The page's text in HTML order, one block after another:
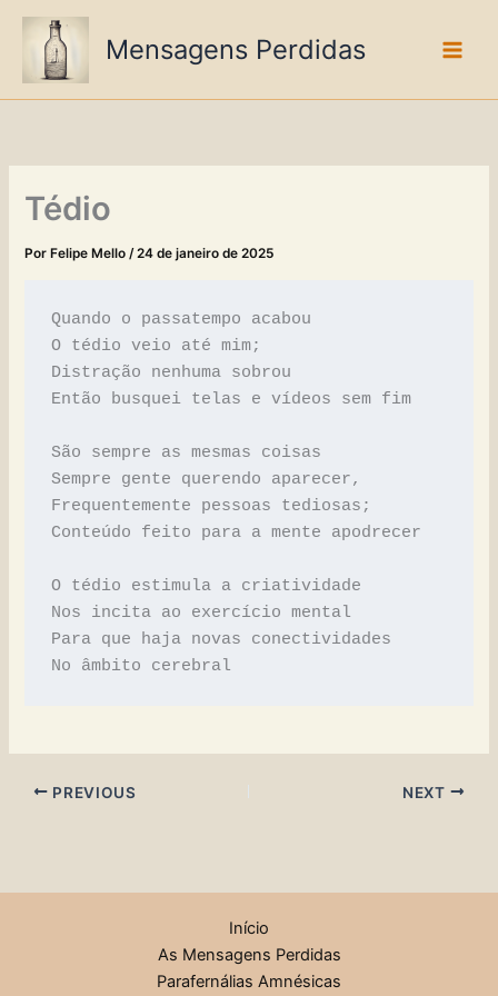
Mensagens Perdidas
Tédio
Por Felipe Mello/24 de janeiro de 2025
Quando o passatempo acabou
O tédio veio até mim;
Distração nenhuma sobrou
Então busquei telas e vídeos sem fim
São sempre as mesmas coisas
Sempre gente querendo aparecer,
Frequentemente pessoas tediosas;
Conteúdo feito para a mente apodrecer
O tédio estimula a criatividade
Nos incita ao exercício mental
Para que haja novas conectividades
No âmbito cerebral
PREVIOUS NEXT
Início
As Mensagens Perdidas
Parafernálias Amnésicas